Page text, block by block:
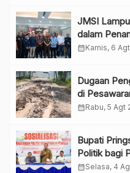
JMSI
dalam
calendar_monthKamis, 6
Dugaan
di
calendar_monthRabu, 5 Agt
Bupati
Politik bagi
calendar_monthSelasa, 4